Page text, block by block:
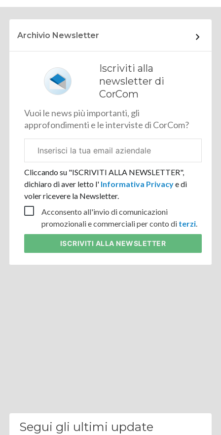
Archivio Newsletter
Iscriviti alla
newsletter di
CorCom
Vuoi le news più importanti, gli
approfondimenti e le interviste di CorCom?
aziendale
Cliccando su "ISCRIVITI ALLA NEWSLETTER",
dichiaro di aver letto l' Informativa Privacye di
voler ricevere la Newsletter.
Acconsento all'invio di comunicazioni
promozionali e commerciali per conto di terzi.
ISCRIVITI ALLA NEWSLETTER
Segui gli ultimi update